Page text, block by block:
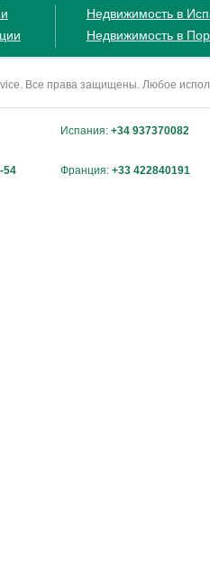
Недвижимость в
Недвижимость в
Все права защищены. Любое
Испания: +34 937370082
54 Франция: +33 422840191